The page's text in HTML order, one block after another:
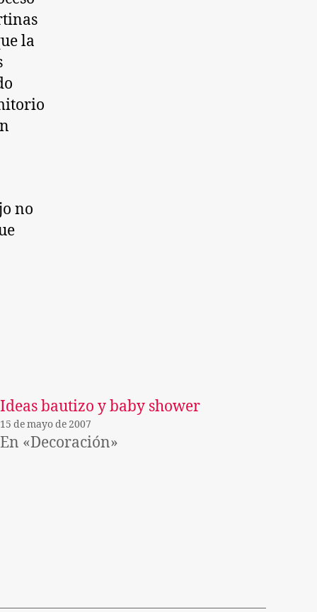
la
no
Ideas bautizo y baby shower
15 de mayo de 2007
En «Decoración»